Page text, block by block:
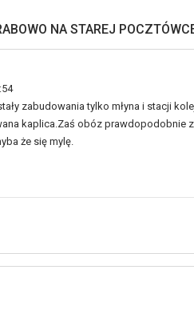
NA STAREJ
zabudowania tylko młyna i stacji
kaplica.Zaś obóz prawdopodobnie
że się mylę.